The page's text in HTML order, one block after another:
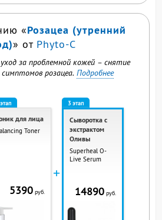
ПРОДУКТ
«Розацеа (утренний
» от Phyto-C
за проблемной кожей – снятие
розацеа. Подробнее
для лица
Toner
5390 руб.
+
3 этап
Сыворотка с
экстрактом
Оливы
Superheal O-
Live Serum
14890 руб.